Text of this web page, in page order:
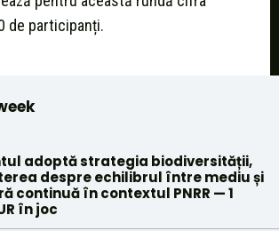
de participanți.
adoptă strategia biodiversității,
despre echilibrul între mediu și
continuă în contextul PNRR — 1
în joc